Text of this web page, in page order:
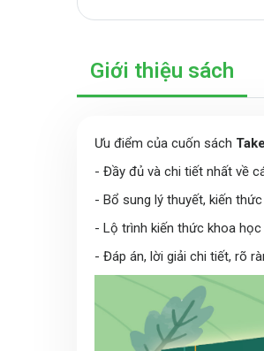
Giới thiệu sách
Ưu điểm của cuốn sách
- Đầy đủ và chi tiết nhất về
- Bổ sung lý thuyết, kiến
- Lộ trình kiến thức khoa
- Đáp án, lời giải chi tiết, rõ